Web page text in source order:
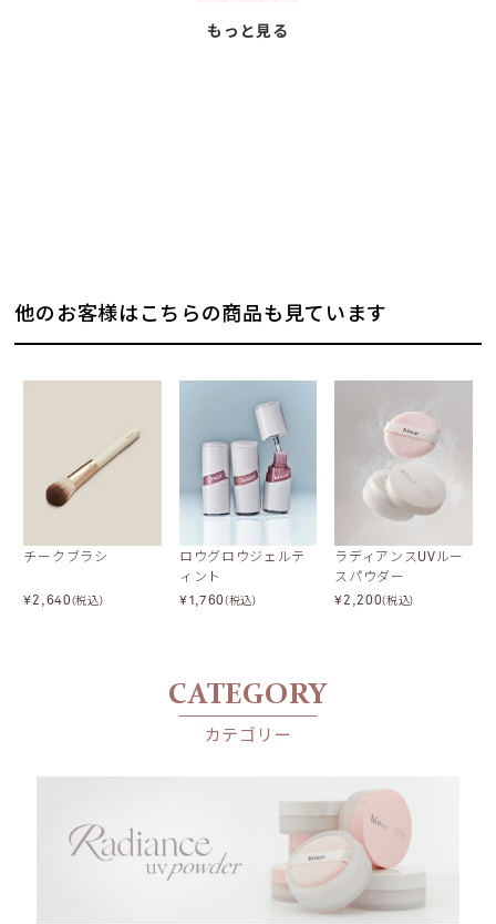
他のお客様はこちらの商品も見ています
チークブラシ
¥2,640(税込)
ロウグロウジェルテ
ィント
¥1,760(税込)
ラディアンスUVルー
スパウダー
¥2,200(税込)
CATEGORY
カテゴリー